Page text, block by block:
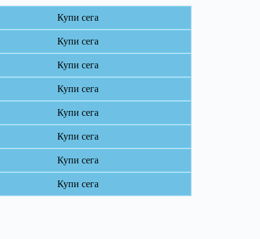
Купи сега
Купи сега
Купи сега
Купи сега
Купи сега
Купи сега
Купи сега
Купи сега